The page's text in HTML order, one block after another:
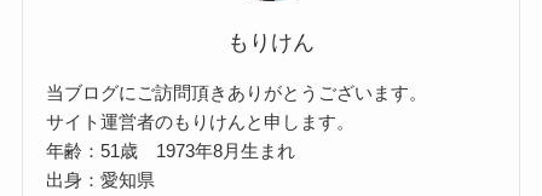
もりけん
当ブログにご訪問頂きありがとうございます。
サイト運営者のもりけんと申します。
年齢：51歳 1973年8月生まれ
出身：愛知県